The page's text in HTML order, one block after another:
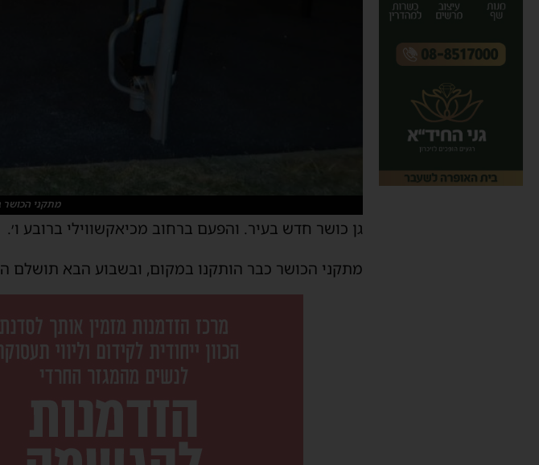
מתקני הכושר
גן כושר חדש בעיר. והפעם ברחוב מכיאקשווילי ברובע ו׳.
מתקני הכושר כבר הותקנו במקום, ובשבוע הבא תושלם